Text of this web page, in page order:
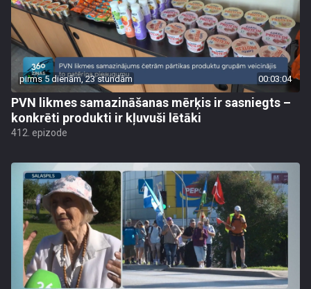
pirms 5 dienām, 23 stundām 00:03:04
PVN likmes samazināšanas mērķis ir sasniegts –
konkrēti produkti ir kļuvuši lētāki
412. epizode